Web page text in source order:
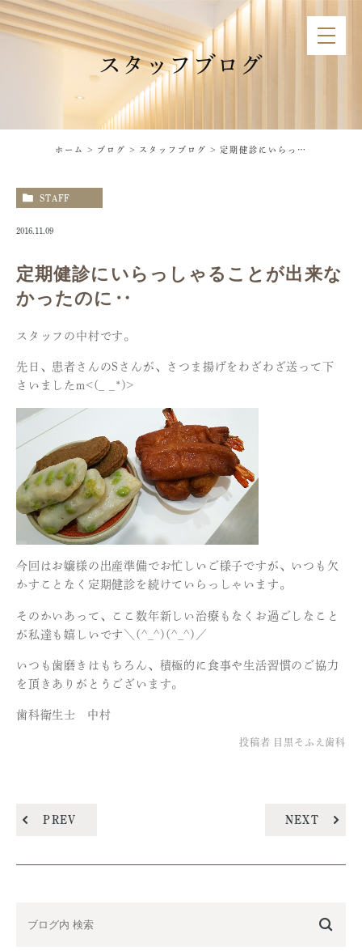
スタッフブログ
ホーム ブログ スタッフブログ 定期健診にいらっしゃることが出来なかったのに‥
STAFF
2016.11.09
定期健診にいらっしゃることが出来な
かったのに‥
スタッフの中村です。
先日、患者さんのSさんが、さつま揚げをわざわざ送って下
さいましたm<(_ _*)>
今回はお嬢様の出産準備でお忙しいご様子ですが、いつも欠
かすことなく定期健診を続けていらっしゃいます。
そのかいあって、ここ数年新しい治療もなくお過ごしなこと
が私達も嬉しいです＼(^_^)(^_^)／
いつも歯磨きはもちろん、積極的に食事や生活習慣のご協力
を頂きありがとうございます。
歯科衛生士 中村
投稿者 目黒そふえ歯科
PREV NEXT